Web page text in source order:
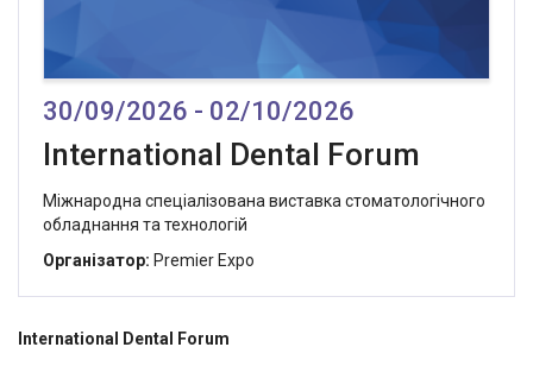
30/09/2026 - 02/10/2026
International Dental Forum
Міжнародна спеціалізована виставка cтоматологічного
обладнання та технологій
Організатор: Premier Expo
International Dental
Forum